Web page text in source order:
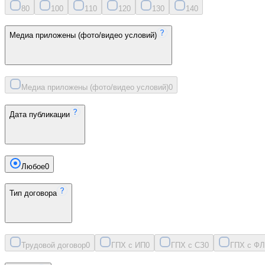
80 100 11 0 120 130 140
Медиа приложены (фото/видео условий)
Медиа приложены (фото/видео условий)0
Дата публикации
Любое0
Тип договора
Трудовой договор0 ГПХ с ИП0 ГПХ с СЗ0 ГПХ с ФЛ